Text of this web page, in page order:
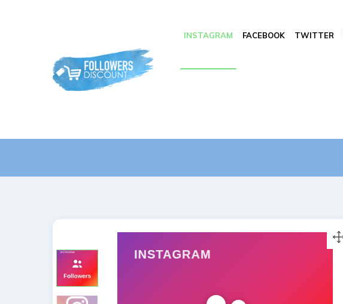
INSTAGRAM FACEBOOK TWITTER